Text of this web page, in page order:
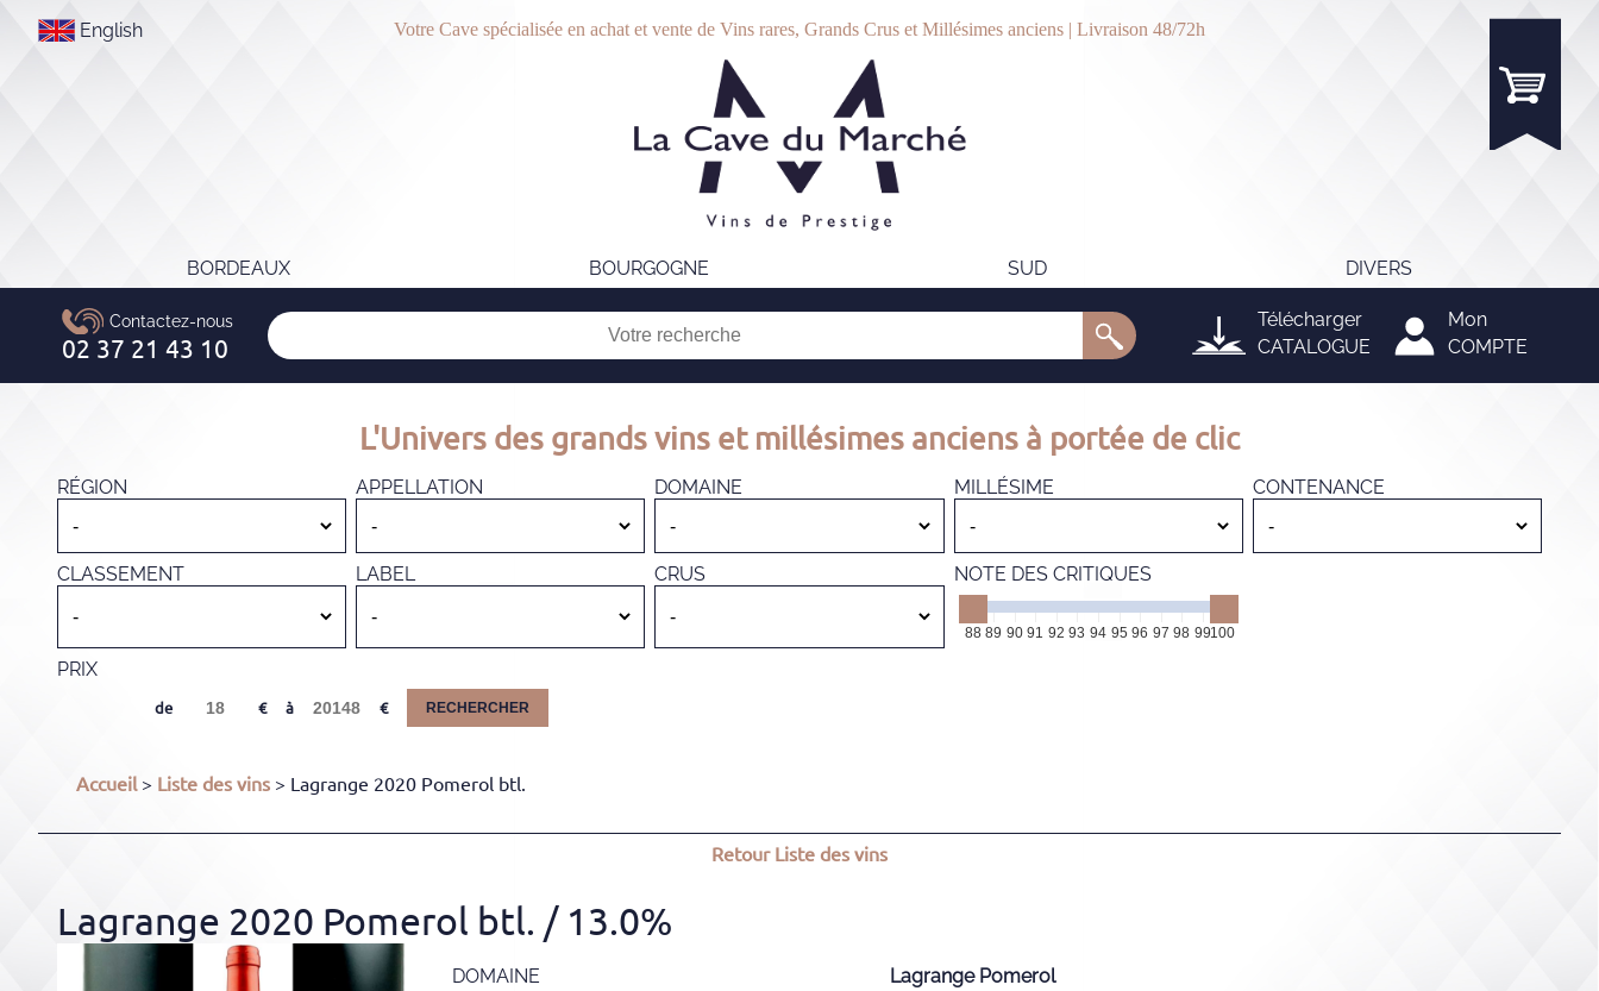
English Votre Cave spécialisée en achat et vente de Vins rares, Grands Crus et Millésimes anciens | Livraison 48/72h
BORDEAUX BOURGOGNE SUD DIVERS
Télécharger
CATALOGUE
Mon
COMPTE
L'Univers des grands vins et millésimes anciens à portée de clic
RÉGION APPELLATION DOMAINE MILLÉSIME CONTENANCE
CLASSEMENT LABEL CRUS NOTE DES CRITIQUES
88 89 90 91 92 93 94 95 96 97 98 99100
PRIX
de à RECHERCHER
Accueil> Liste des vins > Lagrange 2020 Pomerol btl.
RetourListe des vins
Lagrange 2020 Pomerol btl. / 13.0%
DOMAINE Lagrange Pomerol